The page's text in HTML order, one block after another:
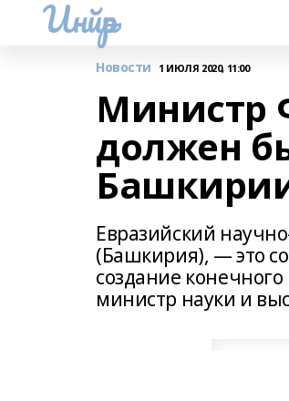
Инйәр
Новости 1 ИЮЛЯ 2020, 11:00
Министр
должен
Евразийский
(Башкирия), — это
создание
министр науки и